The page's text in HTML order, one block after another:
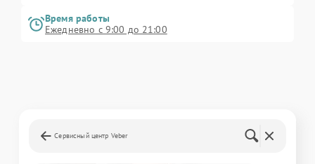
Время работы
Ежедневно с 9:00 до 21:00
Сервисный центр Veber